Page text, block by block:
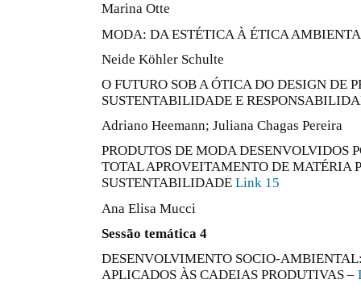
Marina Otte
MODA: DA ESTÉTICA À ÉTICA
Neide Köhler Schulte
O FUTURO SOB A ÓTICA DO DESIGN DE
SUSTENTABILIDADE E
Adriano Heemann; Juliana Chagas Pereira
PRODUTOS DE MODA DESENVOLVIDOS
TOTAL APROVEITAMENTO DE MATÉRIA
SUSTENTABILIDADE Link 15
Ana Elisa Mucci
Sessão temática 4
DESENVOLVIMENTO SOCIO-
APLICADOS ÀS CADEIAS PRODUTIVAS –